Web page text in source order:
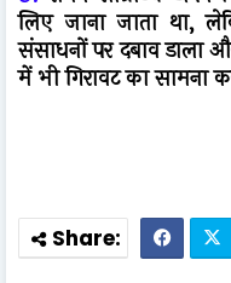
लिए जाना जाता था,
संसाधनों पर दबाव डाला
में भी गिरावट का सामना